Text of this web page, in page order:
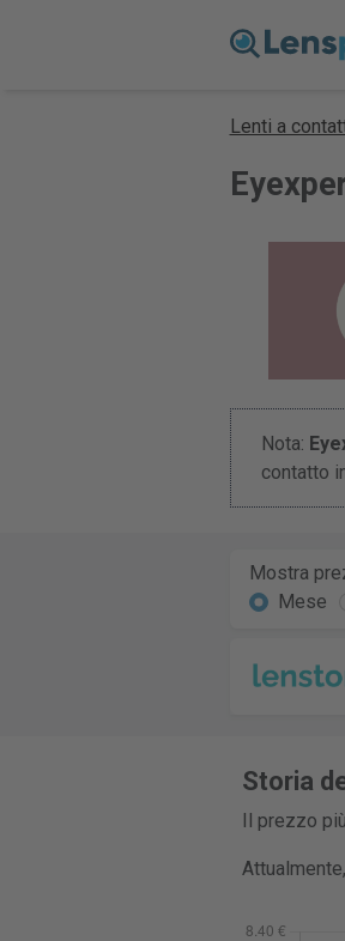
Lenti a
Nota:
contatto
Mostra
Mese
Storia
Il prezzo